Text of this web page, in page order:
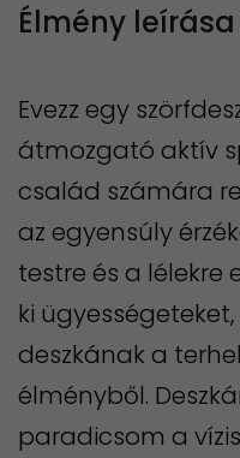
Élmény leírása
Evezz egy
átmozgató aktív
család számára
az egyensúly
testre és a lélekre
ki
deszkának a
élményből.
paradicsom a